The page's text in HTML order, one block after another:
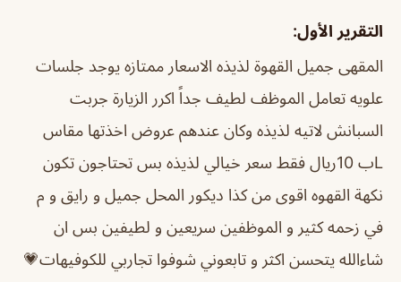
التقرير الأول:
المقهى جميل القهوة لذيذه الاسعار ممتازه يوجد جلسات
علويه تعامل الموظف لطيف جداً اكرر الزيارة جربت
السبانش لاتيه لذيذه وكان عندهم عروض اخذتها مقاس
Lب 10ريال فقط سعر خيالي لذيذه بس تحتاجون تكون
نكهة القهوه اقوى من كذا ديكور المحل جميل و رايق و م
في زحمه كثير و الموظفين سريعين و لطيفين بس ان
شاءالله يتحسن اكثر و تابعوني شوفوا تجاربي للكوفيهات💗